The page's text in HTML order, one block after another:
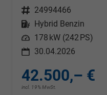
Fahrzeugnr. 24994466
Kraftstoff
Hybrid Benzin
Leistung 178 kW (242 PS)
30.04.2026
42.500,– €
incl. 19% MwSt.